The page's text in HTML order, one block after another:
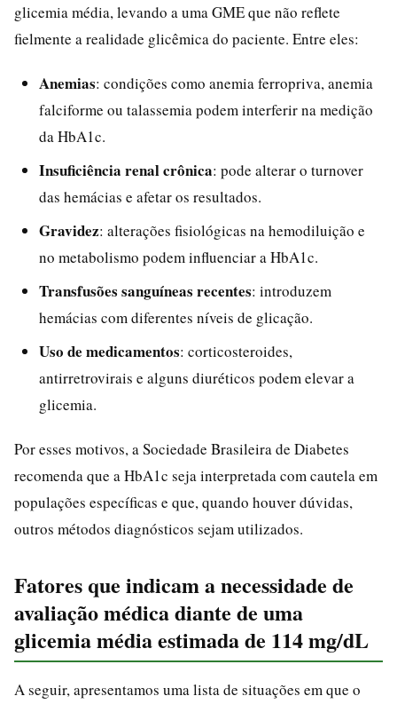
glicemia média, levando a uma GME que não reflete
fielmente a realidade glicêmica do paciente. Entre eles:
Anemias: condições como anemia ferropriva, anemia
falciforme ou talassemia podem interferir na medição
da HbA1c.
Insuficiência renal crônica: pode alterar o turnover
das hemácias e afetar os resultados.
Gravidez: alterações fisiológicas na hemodiluição e
no metabolismo podem influenciar a HbA1c.
Transfusões sanguíneas recentes: introduzem
hemácias com diferentes níveis de glicação.
Uso de medicamentos: corticosteroides,
antirretrovirais e alguns diuréticos podem elevar a
glicemia.
Por esses motivos, a Sociedade Brasileira de Diabetes
recomenda que a HbA1c seja interpretada com cautela em
populações específicas e que, quando houver dúvidas,
outros métodos diagnósticos sejam utilizados.
Fatores que indicam a necessidade de
avaliação médica diante de uma
glicemia média estimada de 114 mg/dL
A seguir, apresentamos uma lista de situações em que o